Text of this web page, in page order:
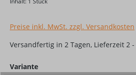
Preise inkl. MwSt. zzgl. Versandkosten
Versandfertig in 2 Tagen, Lieferzeit 2 -
Varianteauswählen